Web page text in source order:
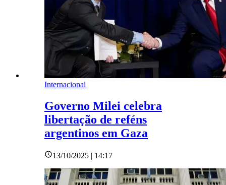
Internacional
Governo Milei celebra
libertação de reféns
argentinos em Gaza
13/10/2025 | 14:17